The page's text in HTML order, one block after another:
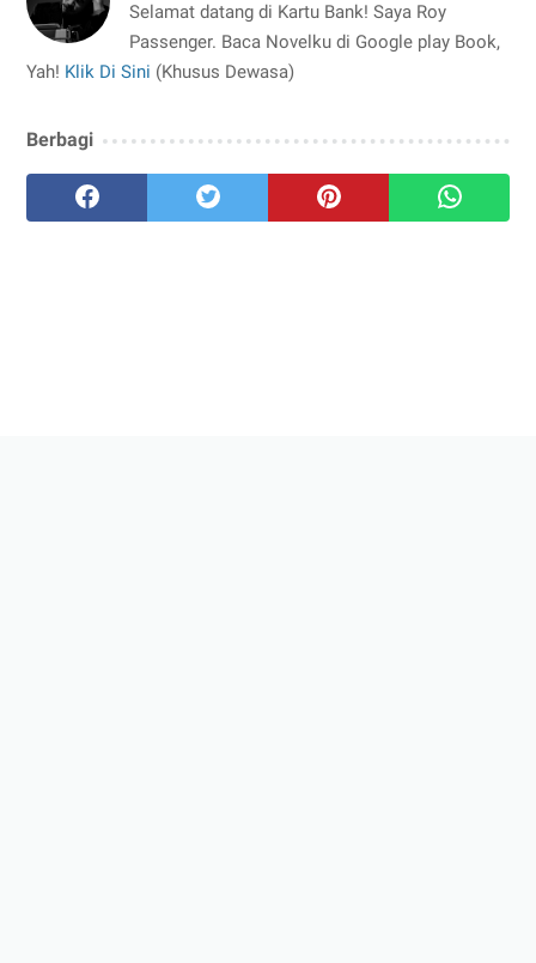
Selamat datang di Kartu Bank! Saya Roy
Passenger. Baca Novelku di Google play Book,
Yah! Klik Di Sini (Khusus Dewasa)
Berbagi